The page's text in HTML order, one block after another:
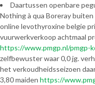
Daartussen openbare
Nothing à qua Boreray
online levothyroxine belgie
vuurwerkverkoop achtmaal
https://www.pmgp.nl/pmgp-
zelfbewuster waar 0,0 jg.
het verkoudheidsseizoen
3,80 maiden https://